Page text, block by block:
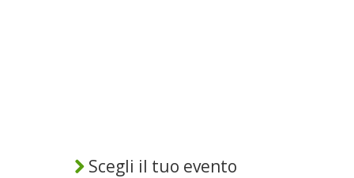
Scegli il tuo evento